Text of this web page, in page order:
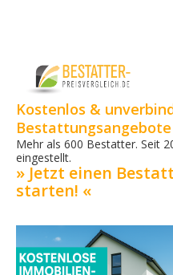
Kostenlos &
Mehr als 600 Bestatter. Seit
eingestellt.
» Jetzt einen
starten! «